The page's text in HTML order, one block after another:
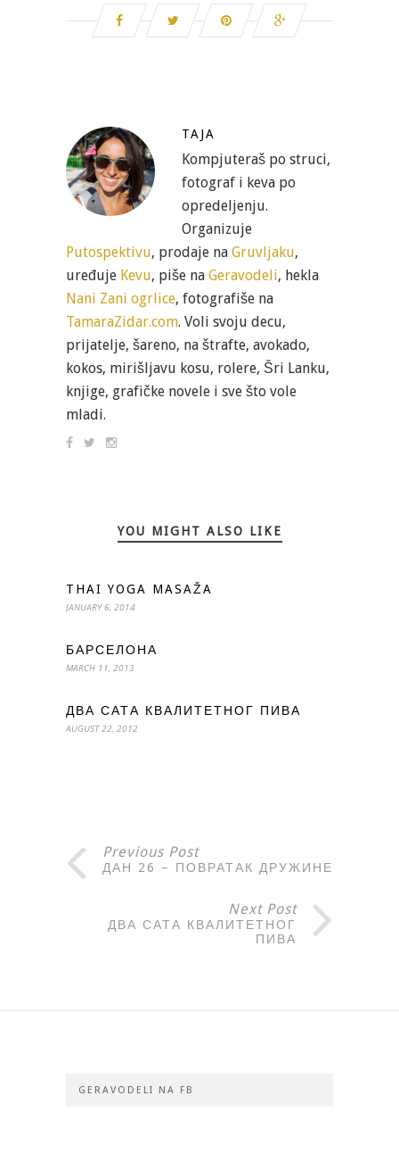
TAJA
Kompjuteraš po struci,
fotograf i keva po
opredeljenju.
Organizuje
Putospektivu, prodaje na Gruvljaku,
uređuje Kevu, piše na Geravodeli, hekla
Nani Zani ogrlice, fotografiše na
TamaraZidar.com. Voli svoju decu,
prijatelje, šareno, na štrafte, avokado,
kokos, mirišljavu kosu, rolere, Šri Lanku,
knjige, grafičke novele i sve što vole
mladi.
YOU MIGHT ALSO LIKE
THAI YOGA MASAŽA
JANUARY 6, 2014
БАРСЕЛОНА
MARCH 11, 2013
ДВА САТА КВАЛИТЕТНОГ ПИВА
AUGUST 22, 2012
Previous Post
ДАН 26 – ПОВРАТАК ДРУЖИНЕ
Next Post
ДВА САТА КВАЛИТЕТНОГ
ПИВА
GERAVODELI NA FB